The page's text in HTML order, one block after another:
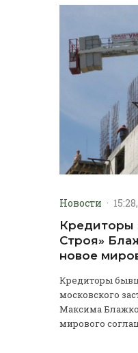
Новости ·
Кредиторы
Строя»
новое
Кредиторы
московского
Максима
мирового